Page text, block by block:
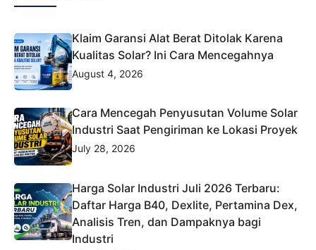
Klaim Garansi Alat Berat Ditolak Karena
Kualitas Solar? Ini Cara Mencegahnya
August 4, 2026
Cara Mencegah Penyusutan Volume Solar
Industri Saat Pengiriman ke Lokasi Proyek
July 28, 2026
Harga Solar Industri Juli 2026 Terbaru:
Daftar Harga B40, Dexlite, Pertamina Dex,
Analisis Tren, dan Dampaknya bagi
Industri